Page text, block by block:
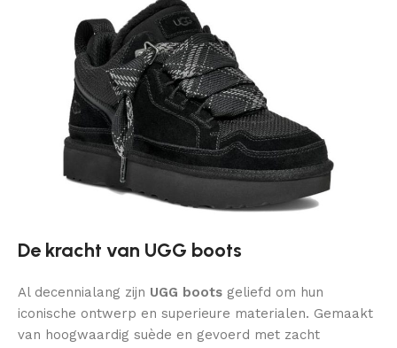
De kracht van UGG boots
Al decennialang zijn UGG boots geliefd om hun
iconische ontwerp en superieure materialen. Gemaakt
van hoogwaardig suède en gevoerd met zacht